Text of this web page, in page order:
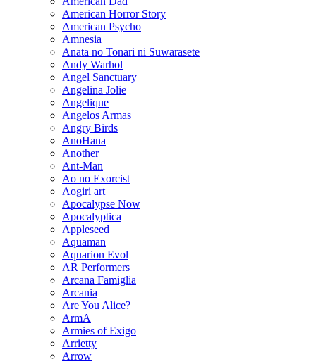
American Horror Story
American Psycho
Amnesia
Anata no Tonari ni Suwarasete
Andy Warhol
Angel Sanctuary
Angelina Jolie
Angelique
Angelos Armas
Angry Birds
AnoHana
Another
Ant-Man
Ao no Exorcist
Aogiri art
Apocalypse Now
Apocalyptica
Appleseed
Aquaman
Aquarion Evol
AR Performers
Arcana Famiglia
Arcania
Are You Alice?
ArmA
Armies of Exigo
Arrietty
Arrow